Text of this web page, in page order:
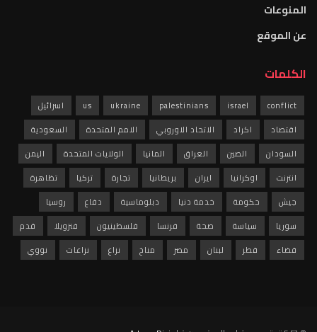
المنوعات
عن الموقع
الكلمات
conflict
israel
palestinians
ukraine
us
اسرائيل
اقتصاد
اكراد الاتحاد الاوروبي الامم المتحدة
السعودية
السودان
الصين العراق المانيا الولايات المتحدة
اليمن
انترنت
اوكرانيا ايران بريطانيا تجارة تركيا
تظاهرة
جيش
حكومة خدمة دنيا دبلوماسية دفاع
روسيا
سوريا
سياسة صحة فرنسا فلسطينيون فنزويلا
قدم
قضاء
قطر لبنان مصر مناخ نزاع نزاعات نووي